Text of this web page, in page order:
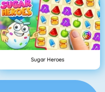
Sugar Heroes